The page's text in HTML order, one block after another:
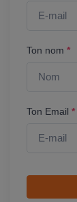
Ton nom *
Ton Email *